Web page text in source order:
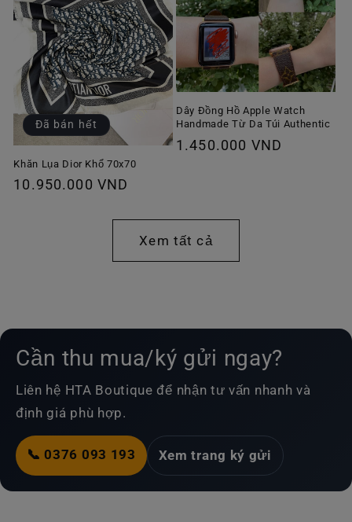
Đã bán hết
Khăn Lụa Dior Khổ 70x70
Giá
10.950.000 VND
Dây Đồng Hồ Apple Watch
Handmade Từ Da Túi Authentic
Giá
1.450.000 VND
Xem tất cả
Cần thu mua/ký gửi ngay?
Liên hệ HTA Boutique để nhận tư vấn nhanh và
định giá phù hợp.
📞 0376 093 193 Xem trang ký gửi